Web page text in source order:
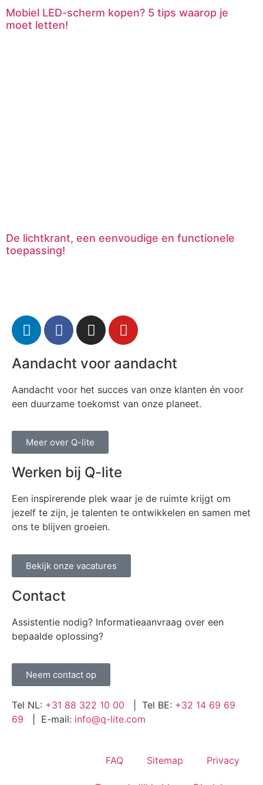
Mobiel LED-scherm kopen? 5 tips waarop je
moet letten!
De lichtkrant, een eenvoudige en functionele
toepassing!
Aandacht voor aandacht
Aandacht voor het succes van onze klanten én voor
een duurzame toekomst van onze planeet.
Meer over Q-lite
Werken bij Q-lite
Een inspirerende plek waar je de ruimte krijgt om
jezelf te zijn, je talenten te ontwikkelen en samen met
ons te blijven groeien.
Bekijk onze vacatures
Contact
Assistentie nodig? Informatieaanvraag over een
bepaalde oplossing?
Neem contact op
Tel NL: +31 88 322 10 00 | Tel BE: +32 14 69 69
69 | E-mail: info@q-lite.com
FAQ Sitemap Privacy